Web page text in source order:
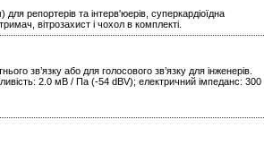
репортерів та інтерв'юерів, суперкардіоїдна
вітрозахист і чохол в комплекті.
зв’язку або для голосового зв’язку для інженерів.
2.0 мВ / Па (-54 dBV); електричний імпеданс: 300